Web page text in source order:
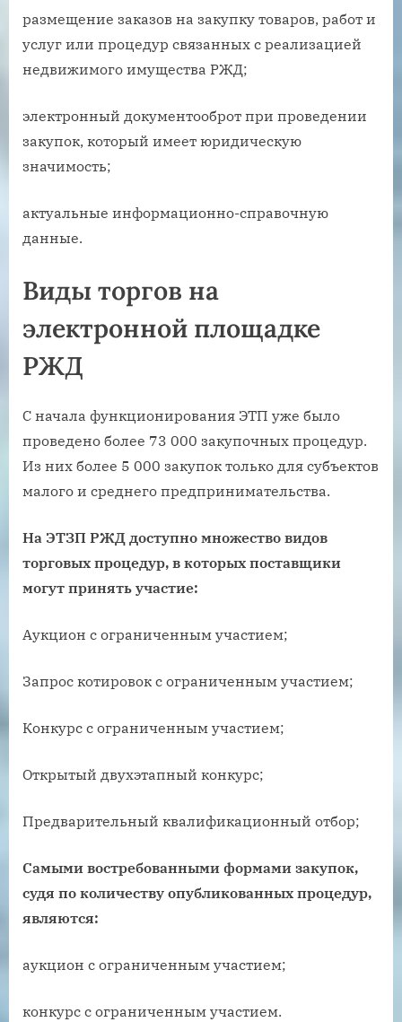
размещение заказов на закупку товаров, работ и
услуг или процедур связанных с реализацией
недвижимого имущества РЖД;
электронный документооброт при проведении
закупок, который имеет юридическую
значимость;
актуальные информационно-справочную
данные.
Виды торгов на
электронной площадке
РЖД
С начала функционирования ЭТП уже было
проведено более 73 000 закупочных процедур.
Из них более 5 000 закупок только для субъектов
малого и среднего предпринимательства.
На ЭТЗП РЖД доступно множество видов
торговых процедур, в которых поставщики
могут принять участие:
Аукцион с ограниченным участием;
Запрос котировок с ограниченным участием;
Конкурс с ограниченным участием;
Открытый двухэтапный конкурс;
Предварительный квалификационный отбор;
Самыми востребованными формами закупок,
судя по количеству опубликованных процедур,
являются:
аукцион с ограниченным участием;
конкурс с ограниченным участием.